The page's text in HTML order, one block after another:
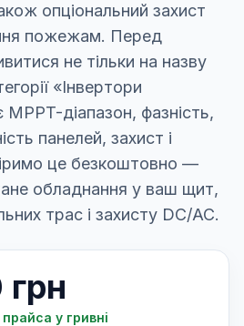
опціональний захист
пожежам. Перед
не тільки на назву
«Інвертори
діапазон, фазність,
панелей, захист і
це безкоштовно —
обладнання у ваш щит,
трас і захисту DC/AC.
у гривні